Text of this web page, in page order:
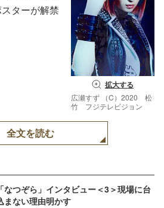
拡大する
広瀬すず （C）2020 松
竹 フジテレビジョン
ターが解禁
全文を読む
なつぞら」インタビュー＜3＞現場に台
まない理由明かす